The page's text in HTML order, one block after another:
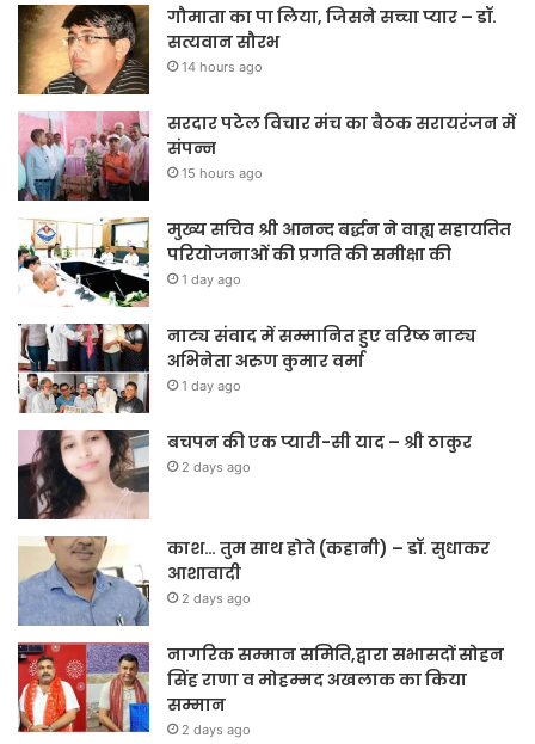
गौमाता का पा लिया, जिसने सच्चा प्यार – डॉ.
सत्यवान सौरभ
14 hours ago
सरदार पटेल विचार मंच का बैठक सरायरंजन में
संपन्न
15 hours ago
मुख्य सचिव श्री आनन्द बर्द्धन ने वाह्य सहायतित
परियोजनाओं की प्रगति की समीक्षा की
1 day ago
नाट्य संवाद में सम्मानित हुए वरिष्ठ नाट्य
अभिनेता अरुण कुमार वर्मा
1 day ago
बचपन की एक प्यारी-सी याद – श्री ठाकुर
2 days ago
काश… तुम साथ होते (कहानी) – डॉ. सुधाकर
आशावादी
2 days ago
नागरिक सम्मान समिति,द्वारा सभासदों सोहन
सिंह राणा व मोहम्मद अखलाक का किया
सम्मान
2 days ago